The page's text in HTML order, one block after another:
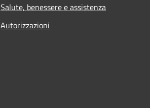
Salute, benessere e assistenza
Autorizzazioni